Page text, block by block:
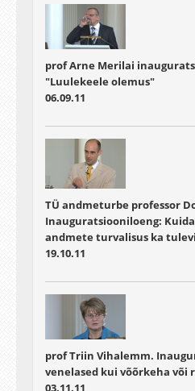
prof Arne Merilai
"Luulekeele olemus"
06.09.11
TÜ andmeturbe professor
Inauguratsiooniloeng:
andmete turvalisus ka
19.10.11
prof Triin Vihalemm.
venelased kui võõrkeha või
03.11.11